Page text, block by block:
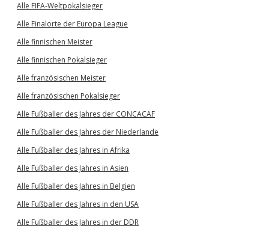
Alle FIFA-Weltpokalsieger
Alle Finalorte der Europa League
Alle finnischen Meister
Alle finnischen Pokalsieger
Alle französischen Meister
Alle französischen Pokalsieger
Alle Fußballer des Jahres der CONCACAF
Alle Fußballer des Jahres der Niederlande
Alle Fußballer des Jahres in Afrika
Alle Fußballer des Jahres in Asien
Alle Fußballer des Jahres in Belgien
Alle Fußballer des Jahres in den USA
Alle Fußballer des Jahres in der DDR